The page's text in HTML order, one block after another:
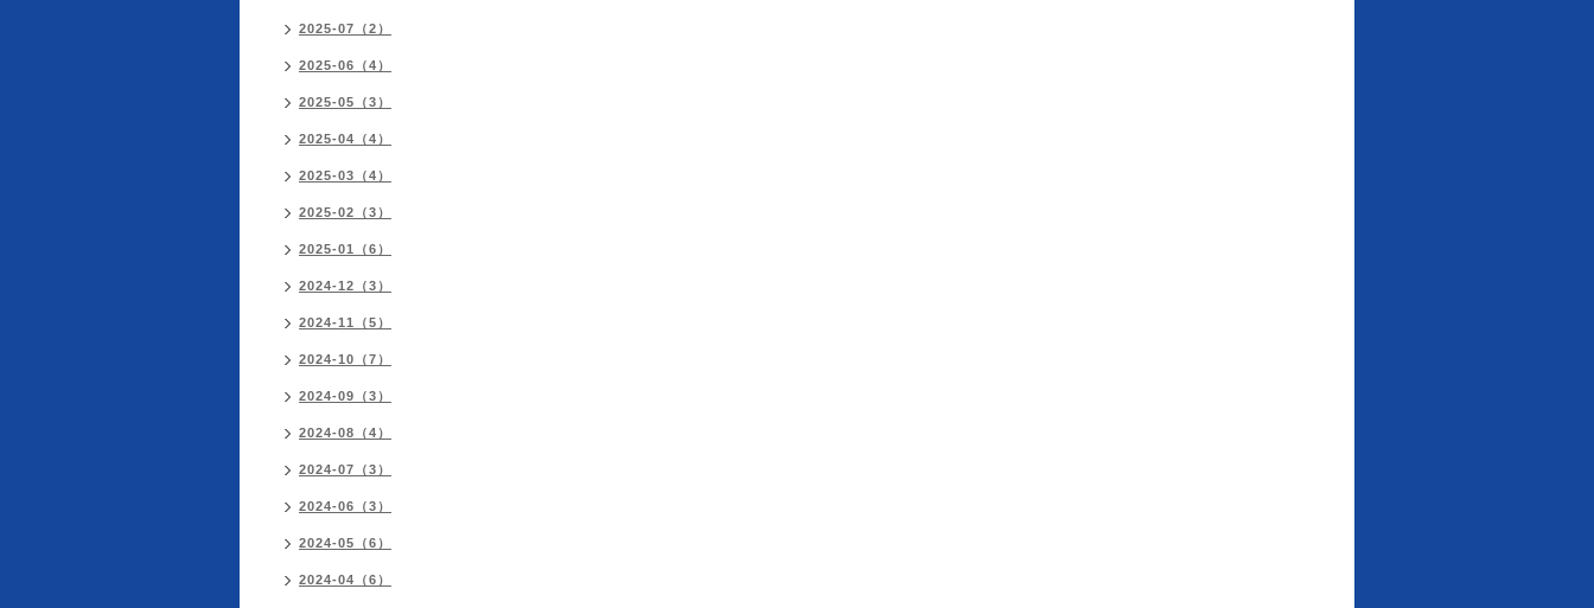
2025-07（2）
2025-06（4）
2025-05（3）
2025-04（4）
2025-03（4）
2025-02（3）
2025-01（6）
2024-12（3）
2024-11（5）
2024-10（7）
2024-09（3）
2024-08（4）
2024-07（3）
2024-06（3）
2024-05（6）
2024-04（6）